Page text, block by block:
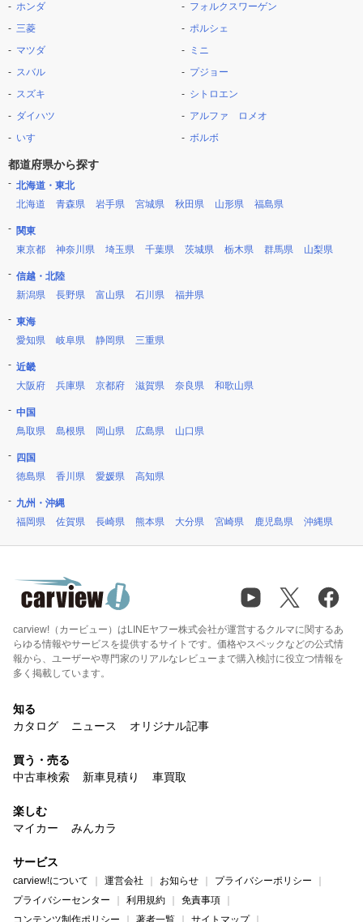
ホンダ
三菱
マツダ
スバル
スズキ
ダイハツ
いすゞ
フォルクスワーゲン
ポルシェ
ミニ
プジョー
シトロエン
アルファ ロメオ
ボルボ
都道府県から探す
北海道・東北
北海道
青森県 岩手県 宮城県 秋田県 山形県 福島県
関東
東京都
神奈川県 埼玉県 千葉県 茨城県 栃木県 群馬県 山梨県
信越・北陸
新潟県
長野県 富山県 石川県 福井県
東海
愛知県
岐阜県 静岡県 三重県
近畿
大阪府
兵庫県 京都府 滋賀県 奈良県 和歌山県
中国
鳥取県
島根県 岡山県 広島県 山口県
四国
徳島県
香川県 愛媛県 高知県
九州・沖縄
福岡県
佐賀県 長崎県 熊本県 大分県 宮崎県 鹿児島県 沖縄県
carview!（カービュー）はLINEヤフー株式会社が運営するクルマに関するあ
らゆる情報やサービスを提供するサイトです。価格やスペックなどの公式情
報から、ユーザーや専門家のリアルなレビューまで購入検討に役立つ情報を
多く掲載しています。
知る
カタログ
ニュース オリジナル記事
買う・売る
中古車検索
新車見積り 車買取
楽しむ
マイカー
みんカラ
サービス
carview!について 運営会社 お知らせ
プライバシーポリシー
プライバシーセンター
利用規約
免責事項